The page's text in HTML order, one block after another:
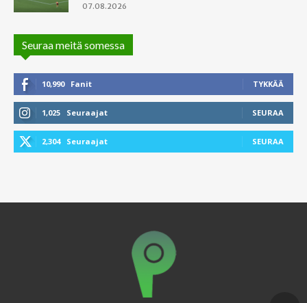
07.08.2026
Seuraa meitä somessa
10,990 Fanit TYKKÄÄ
1,025 Seuraajat SEURAA
2,304 Seuraajat SEURAA